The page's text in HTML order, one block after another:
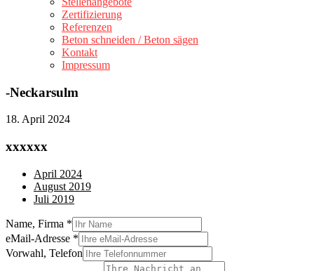
Zertifizierung
Referenzen
Beton schneiden / Beton sägen
Kontakt
Impressum
-Neckarsulm
18. April 2024
xxxxxx
April 2024
August 2019
Juli 2019
Name, Firma *
eMail-Adresse *
Vorwahl, Telefon